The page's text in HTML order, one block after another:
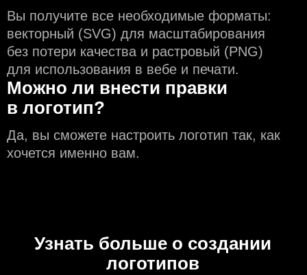
Вы получите все необходимые форматы:
векторный (SVG) для масштабирования
без потери качества и растровый (PNG)
для использования в вебе и печати.
Можно ли внести правки
в логотип?
Да, вы сможете настроить логотип так, как
хочется именно вам.
Узнать больше о создании
логотипов